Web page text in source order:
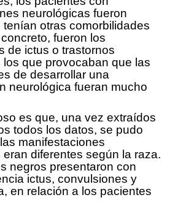
neurológicas fueron
otras comorbilidades
fueron los
de ictus o trastornos
los que provocaban que las
de desarrollar una
neurológica fueran mucho
es que, una vez extraídos
todos los datos, se pudo
manifestaciones
diferentes según la raza.
negros presentaron con
ictus, convulsiones y
en relación a los pacientes